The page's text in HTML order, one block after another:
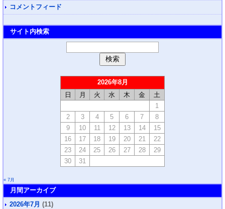
コメントフィード
サイト内検索
2026年8月
日 月 火 水 木 金
土
1
2
3 4 5 6 7
8
9
10 11 12 13 14
15
16
17 18 19 20 21
22
23
24 25 26 27 28
29
30
31
« 7月
月間アーカイブ
2026年7月 (11)